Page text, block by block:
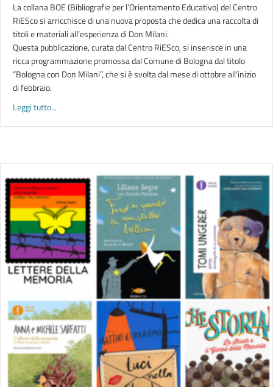
La collana BOE (Bibliografie per l’Orientamento Educativo) del Centro
RiESco si arricchisce di una nuova proposta che dedica una raccolta di
titoli e materiali all’esperienza di Don Milani.
Questa pubblicazione, curata dal Centro RiESco, si inserisce in una
ricca programmazione promossa dal Comune di Bologna dal titolo
“Bologna con Don Milani”, che si è svolta dal mese di ottobre all’inizio
di febbraio.
Leggi tutto...